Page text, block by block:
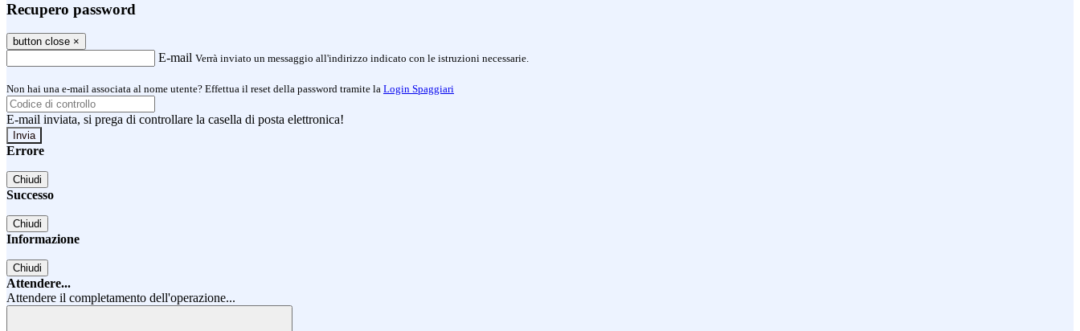
Recupero password
button close ×
E-mail Verrà inviato un messaggio all'indirizzo indicato con le istruzioni necessarie.
Non hai una e-mail associata al nome utente? Effettua il reset della password tramite la Login Spaggiari
E-mail inviata, si prega di controllare la casella di posta elettronica!
Errore
Chiudi
Successo
Chiudi
Informazione
Chiudi
Attendere...
Attendere il completamento dell'operazione...